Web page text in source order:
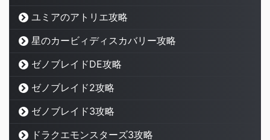
ユミアのアトリエ攻略
星のカービィディスカバリー攻略
ゼノブレイドDE攻略
ゼノブレイド2攻略
ゼノブレイド3攻略
ドラクエモンスターズ3攻略